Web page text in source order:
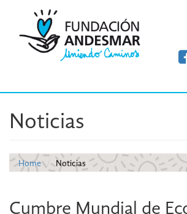
Noticias
Home Noticias
Cumbre Mundial de